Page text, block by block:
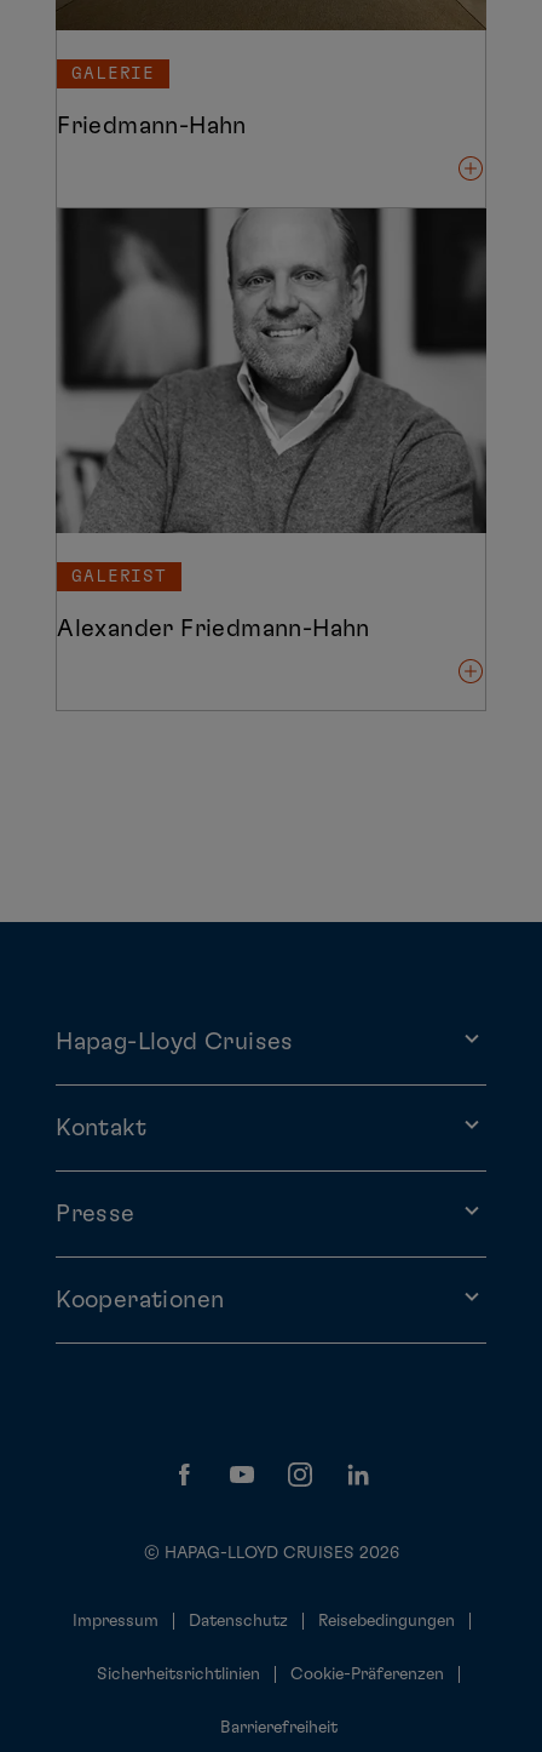
GALERIE
Friedmann-Hahn
GALERIST
Alexander Friedmann-Hahn
Hapag-Lloyd Cruises
Kontakt
Presse
Kooperationen
© HAPAG-LLOYD CRUISES 2026
Impressum Datenschutz Reisebedingungen
Sicherheitsrichtlinien Cookie-Präferenzen
Barrierefreiheit